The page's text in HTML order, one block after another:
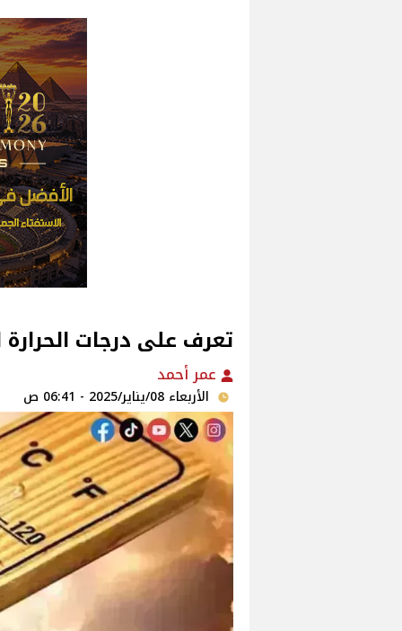
تعرف على درجات الحرارة
عمر أحمد
الأربعاء 08/يناير/2025 - 06:41 ص